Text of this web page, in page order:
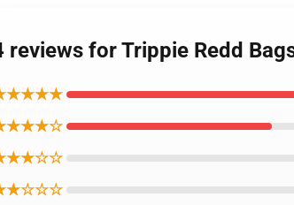
reviews for Trippie Redd